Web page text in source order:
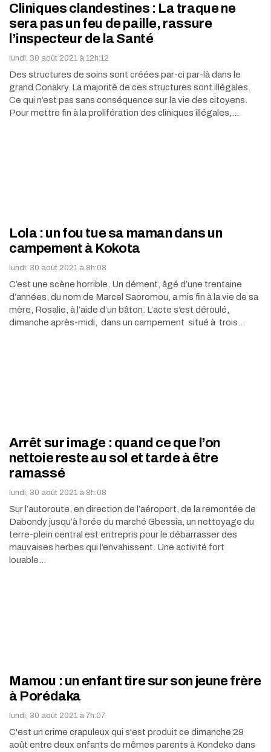
Cliniques clandestines : La traque ne
sera pas un feu de paille, rassure
l’inspecteur de la Santé
lundi, 30 août 2021 à 12h:12
Des structures de soins sont créées par-ci par-là dans le
grand Conakry. La majorité de ces structures sont illégales.
Ce qui n’est pas sans conséquence sur la vie des citoyens.
Pour mettre fin à la prolifération des cliniques illégales,…
Lola : un fou tue sa maman dans un
campement à Kokota
lundi, 30 août 2021 à 8h:08
C’est une scène horrible. Un dément, âgé d’une trentaine
d’années, du nom de Marcel Saoromou, a mis fin à la vie de sa
mère, Rosalie, à l’aide d’un bâton. L’acte s’est déroulé,
dimanche après-midi, dans un campement situé à trois…
Arrêt sur image : quand ce que l’on
nettoie reste au sol et tarde à être
ramassé
lundi, 30 août 2021 à 8h:08
Sur l’autoroute, en direction de l’aéroport, de la remontée de
Dabondy jusqu’à l’orée du marché Gbessia, un nettoyage du
terre-plein central est entrepris pour le débarrasser des
mauvaises herbes qui l’envahissent. Une activité fort
louable…
Mamou : un enfant tire sur son jeune frère
à Porédaka
lundi, 30 août 2021 à 7h:07
C'est un crime crapuleux qui s'est produit ce dimanche 29
août entre deux enfants de mêmes parents à Kondeko dans